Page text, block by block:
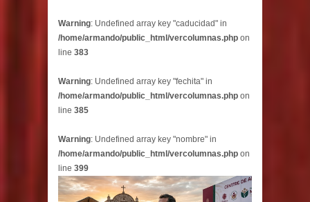
Warning: Undefined array key "caducidad" in
/home/armando/public_html/vercolumnas.php on
line 383
Warning: Undefined array key "fechita" in
/home/armando/public_html/vercolumnas.php on
line 385
Warning: Undefined array key "nombre" in
/home/armando/public_html/vercolumnas.php on
line 399